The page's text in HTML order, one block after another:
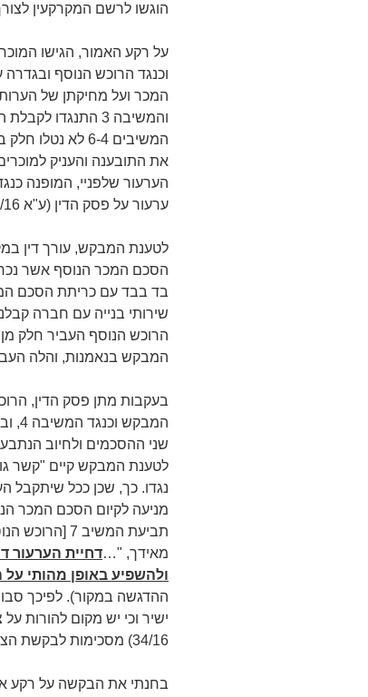
הוגשו לרשם המקרקעין
על רקע האמור, הגישו
וכנגד הרוכש הנוסף
המכר ועל מחיקתן של
והמשיבה 3
את התובענה והעניק
ערעור על פסק הדין (ע"א 34/16), ושני הערעורים צפויים להידון במאוחד.
הסכם המכר הנוסף אשר
בד בבד עם כריתת הסכם
שירותי בנייה עם חברה
הרוכש הנוסף העביר חלק
המבקש בנאמנות, והלה
בעקבות מתן פסק הדין,
שני ההסכמים ולחיוב
לטענת המבקש קיים "קשר
נגדו. כך, שכן ככל שיתקבל
מניעה לקיום הסכם המכר
מאידך, "…דחיית הערעור
ולהשפיע באופן מהותי
ההדגשה במקור). לפיכך
34/16) מסכימות לבקשת הצירוף, ואילו המוכרים מתנגדים לה.